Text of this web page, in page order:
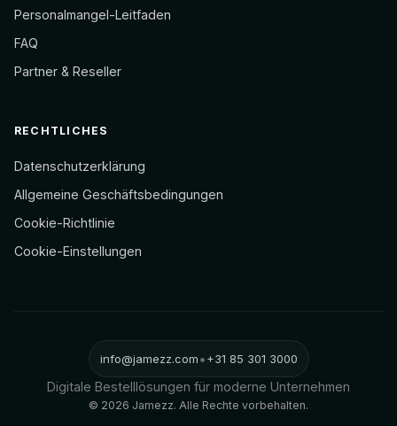
Personalmangel-Leitfaden
FAQ
Partner & Reseller
RECHTLICHES
Datenschutzerklärung
Allgemeine Geschäftsbedingungen
Cookie-Richtlinie
Cookie-Einstellungen
info@jamezz.com•+31 85 301 3000
Digitale Bestelllösungen für moderne Unternehmen
© 2026 Jamezz. Alle Rechte vorbehalten.